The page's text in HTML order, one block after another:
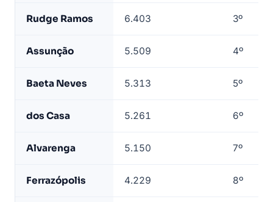
Campo
bairro
base
Rudge Ramos 6.403 3º
Assunção 5.509 4º
Baeta Neves 5.313 5º
dos Casa 5.261 6º
Alvarenga 5.150 7º
Ferrazópolis 4.229 8º